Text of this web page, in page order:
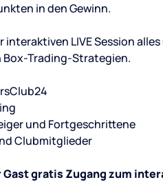
in den Gewinn.
interaktiven LIVE Session
Trading-Strategien.
und Fortgeschrittene
Clubmitglieder
Gast gratis Zugang zum